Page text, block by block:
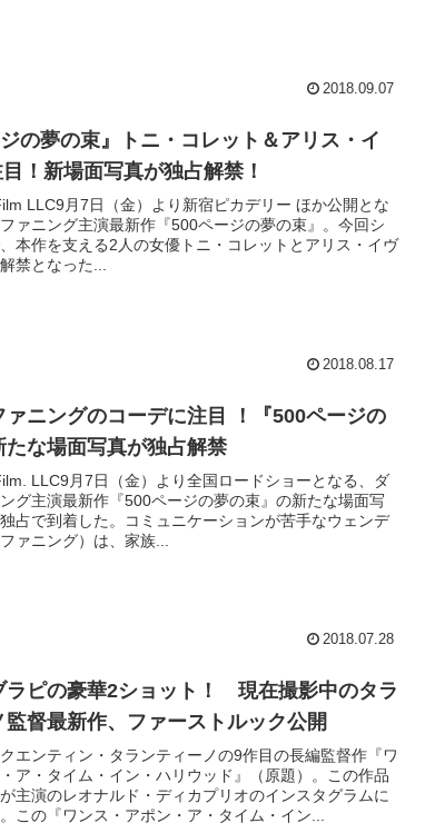
2018.09.07
ジの夢の束』トニ・コレット＆アリス・イ
！新場面写真が独占解禁！
LLC9月7日（金）より新宿ピカデリー ほか公開とな
ァニング主演最新作『500ページの夢の束』。今回シ
本作を支える2人の女優トニ・コレットとアリス・イヴ
禁となった...
2018.08.17
ァニングのコーデに注目 ！『500ページの
たな場面写真が独占解禁
LLC9月7日（金）より全国ロードショーとなる、ダ
グ主演最新作『500ページの夢の束』の新たな場面写
占で到着した。コミュニケーションが苦手なウェンデ
ァニング）は、家族...
2018.07.28
ラピの豪華2ショット！ 現在撮影中のタラ
監督最新作、ファーストルック公開
エンティン・タランティーノの9作目の長編監督作『ワ
ア・タイム・イン・ハリウッド』（原題）。この作品
主演のレオナルド・ディカプリオのインスタグラムに
この『ワンス・アポン・ア・タイム・イン...